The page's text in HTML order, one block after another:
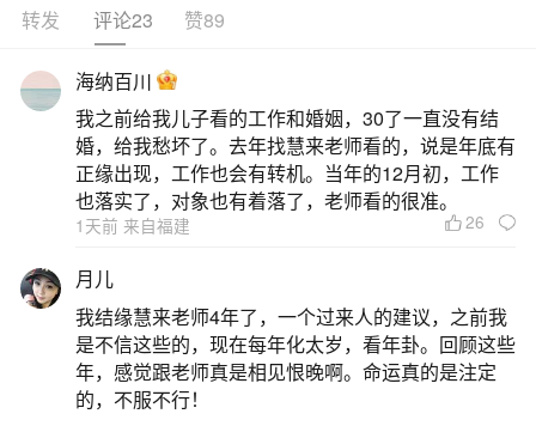
析：黄历宜忌：根据黄历显示，2024年2月9日虽然
适宜进行嫁娶、安床、出行、祭祀等多项活动，但
并未明确提及买房为吉日。相反，在“忌”项中虽未直
接指出买房不宜，但整体氛围并非特别针对购房活
动。值神与凶煞：当日值神为朱雀，属黑道凶日，
且存在多个凶煞如灾煞、天火等，这些都不利于进
二、买房几月份买最划算
过了9月和10月，进入腊月寒冬，房地产市场进
入淡季。由于购房人数减少，开发商可能会提供更
大的优惠力度，这对于购房者来说是一个较好的购
转发 评论23 赞89
海纳百川
我之前给我儿子看的工作和婚姻，30了一直没有结
婚，给我愁坏了。去年找慧来老师看的，说是年底有
正缘出现，工作也会有转机。当年的12月初，工作
也落实了，对象也有着落了，老师看的很准。
1天前 来自福建 26
月儿
我结缘慧来老师4年了，一个过来人的建议，之前我
是不信这些的，现在每年化太岁，看年卦。回顾这些
年，感觉跟老师真是相见恨晚啊。命运真的是注定
的，不服不行！